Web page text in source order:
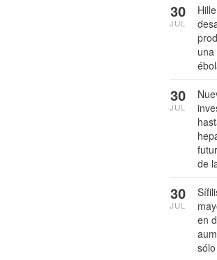
30
JUL
de
30
JUL
en
30
JUL